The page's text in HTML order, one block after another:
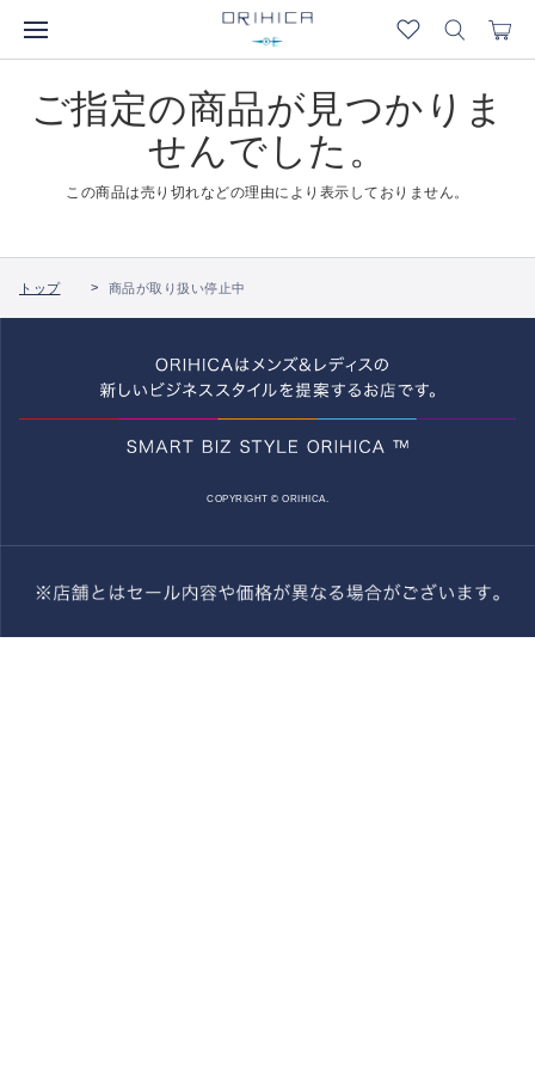
ご指定の商品が見つかりま
せんでした。
この商品は売り切れなどの理由により表示しておりません。
トップ 商品が取り扱い停止中
COPYRIGHT © ORIHICA.